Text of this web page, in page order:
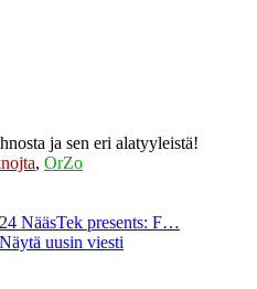
ja sen eri alatyyleistä!
, OrZo
NääsTek presents: F…
Näytä uusin viesti